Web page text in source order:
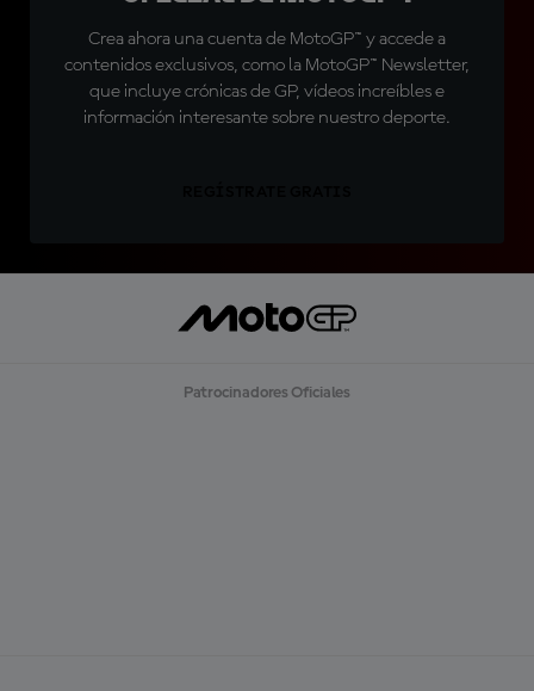
Crea ahora una cuenta de MotoGP™ y accede a
contenidos exclusivos, como la MotoGP™ Newsletter,
que incluye crónicas de GP, vídeos increíbles e
información interesante sobre nuestro deporte.
Patrocinadores Oficiales